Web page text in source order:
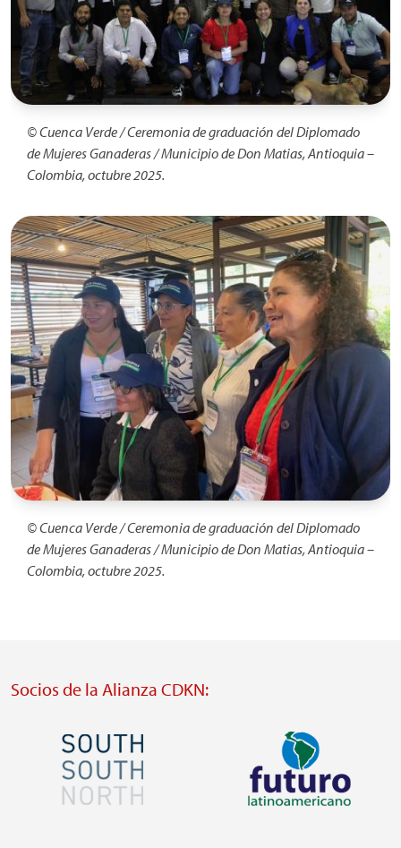
© Cuenca Verde / Ceremonia de graduación del Diplomado
de Mujeres Ganaderas / Municipio de Don Matias, Antioquia –
Colombia, octubre 2025.
Imagen
© Cuenca Verde / Ceremonia de graduación del Diplomado
de Mujeres Ganaderas / Municipio de Don Matias, Antioquia –
Colombia, octubre 2025.
Socios de la Alianza CDKN:
Imagen Imagen